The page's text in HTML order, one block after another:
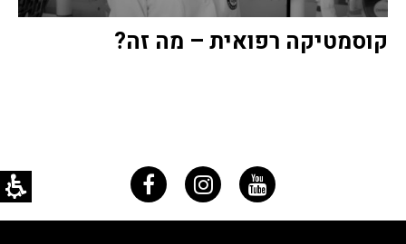
קוסמטיקה רפואית – מה זה?